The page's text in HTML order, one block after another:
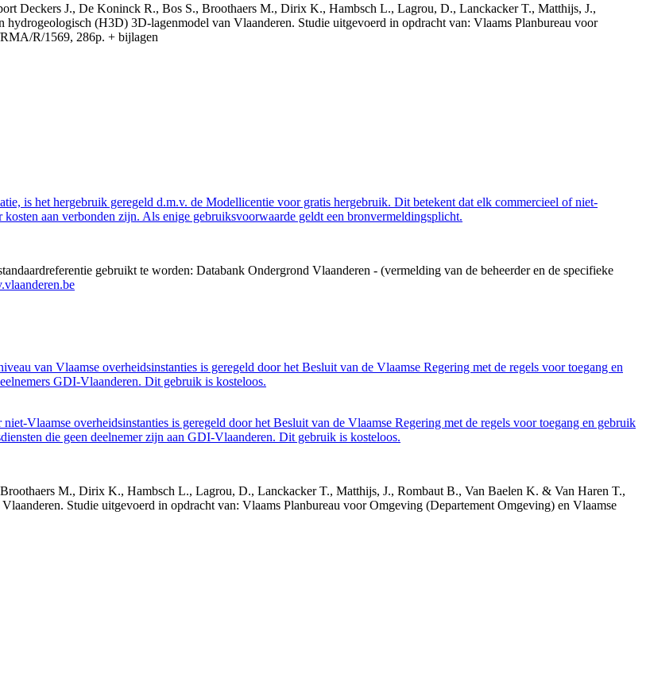
Deckers J., De Koninck R., Bos S., Broothaers M., Dirix K., Hambsch L., Lagrou, D., Lanckacker T., Matthijs, J.,
(H3D) 3D-lagenmodel van Vlaanderen. Studie uitgevoerd in opdracht van: Vlaams Planbureau voor
R/1569, 286p. + bijlagen
is het hergebruik geregeld d.m.v. de Modellicentie voor gratis hergebruik. Dit betekent dat elk commercieel of niet-
aan verbonden zijn. Als enige gebruiksvoorwaarde geldt een bronvermeldingsplicht.
gebruikt te worden: Databank Ondergrond Vlaanderen - (vermelding van de beheerder en de specifieke
van Vlaamse overheidsinstanties is geregeld door het Besluit van de Vlaamse Regering met de regels voor toegang en
GDI-Vlaanderen. Dit gebruik is kosteloos.
Vlaamse overheidsinstanties is geregeld door het Besluit van de Vlaamse Regering met de regels voor toegang en gebruik
die geen deelnemer zijn aan GDI-Vlaanderen. Dit gebruik is kosteloos.
M., Dirix K., Hambsch L., Lagrou, D., Lanckacker T., Matthijs, J., Rombaut B., Van Baelen K. & Van Haren T.,
Studie uitgevoerd in opdracht van: Vlaams Planbureau voor Omgeving (Departement Omgeving) en Vlaamse